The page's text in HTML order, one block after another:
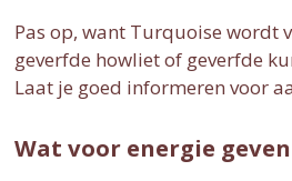
Pas op, want Turquoise wordt
geverfde howliet of geverfde
Laat je goed informeren voor
Wat voor energie